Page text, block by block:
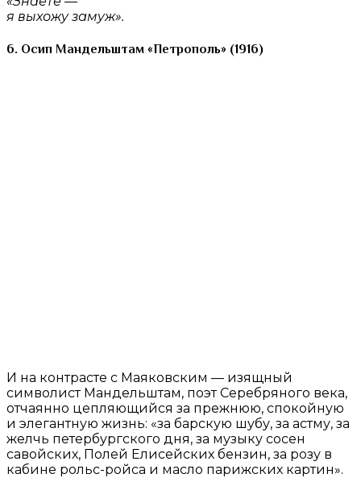
я выхожу замуж».
6. Осип Мандельштам «Петрополь» (1916)
И на контрасте с Маяковским — изящный
символист Мандельштам, поэт Серебряного века,
отчаянно цепляющийся за прежнюю, спокойную
и элегантную жизнь: «за барскую шубу, за астму, за
желчь петербургского дня, за музыку сосен
савойских, Полей Елисейских бензин, за розу в
кабине рольс-ройса и масло парижских картин».